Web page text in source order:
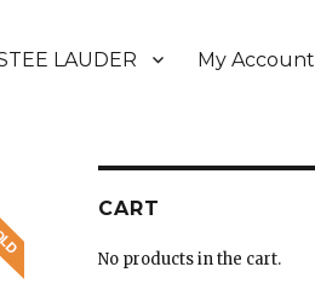
LAUDER My Account
CART
No products in the cart.